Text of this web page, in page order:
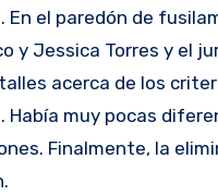
En el paredón de
y Jessica Torres y el
acerca de los
Había muy pocas
Finalmente, la